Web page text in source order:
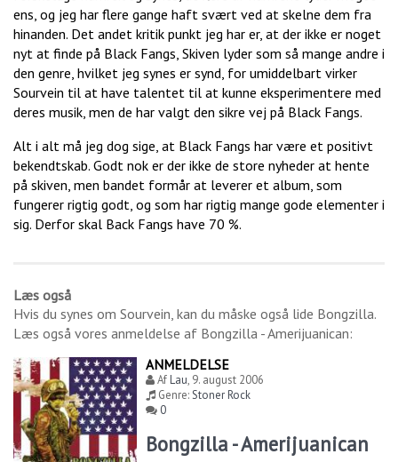
ens, og jeg har flere gange haft svært ved at skelne dem fra
hinanden. Det andet kritik punkt jeg har er, at der ikke er noget
nyt at finde på Black Fangs, Skiven lyder som så mange andre i
den genre, hvilket jeg synes er synd, for umiddelbart virker
Sourvein til at have talentet til at kunne eksperimentere med
deres musik, men de har valgt den sikre vej på Black Fangs.
Alt i alt må jeg dog sige, at Black Fangs har være et positivt
bekendtskab. Godt nok er der ikke de store nyheder at hente
på skiven, men bandet formår at leverer et album, som
fungerer rigtig godt, og som har rigtig mange gode elementer i
sig. Derfor skal Back Fangs have 70 %.
Læs også
Hvis du synes om Sourvein, kan du måske også lide Bongzilla.
Læs også vores anmeldelse af Bongzilla - Amerijuanican:
ANMELDELSE
AfLau, 9. august 2006
Genre:Stoner Rock
0
Bongzilla - Amerijuanican